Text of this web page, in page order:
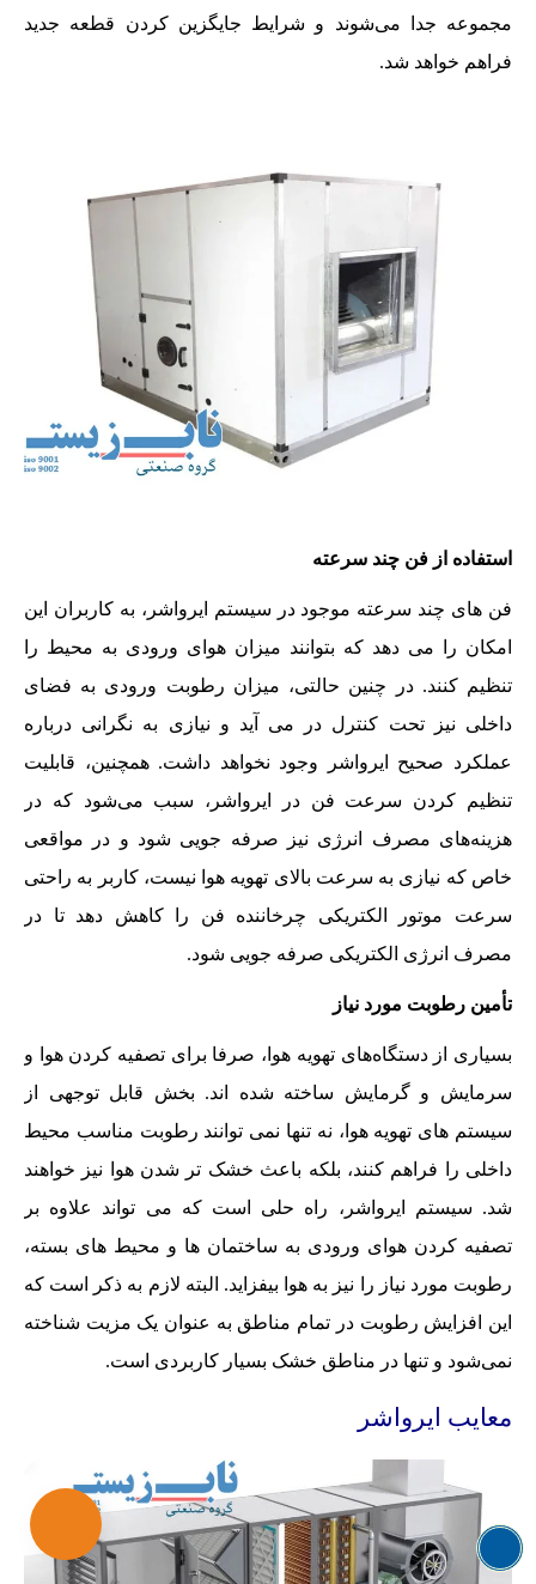
مجموعه جدا می‌شوند و شرایط جایگزین کردن قطعه جدید
فراهم خواهد شد.
استفاده از فن چند سرعته
فن های چند سرعته موجود در سیستم ایرواشر، به کاربران این
امکان را می دهد که بتوانند میزان هوای ورودی به محیط را
تنظیم کنند. در چنین حالتی، میزان رطوبت ورودی به فضای
داخلی نیز تحت کنترل در می آید و نیازی به نگرانی درباره
عملکرد صحیح ایرواشر وجود نخواهد داشت. همچنین، قابلیت
تنظیم کردن سرعت فن در ایرواشر، سبب می‌شود که در
هزینه‌های مصرف انرژی نیز صرفه جویی شود و در مواقعی
خاص که نیازی به سرعت بالای تهویه هوا نیست، کاربر به راحتی
سرعت موتور الکتریکی چرخاننده فن را کاهش دهد تا در
مصرف انرژی الکتریکی صرفه جویی شود.
تأمین رطوبت مورد نیاز
بسیاری از دستگاه‌های تهویه هوا، صرفا برای تصفیه کردن هوا و
سرمایش و گرمایش ساخته شده اند. بخش قابل توجهی از
سیستم های تهویه هوا، نه تنها نمی توانند رطوبت مناسب محیط
داخلی را فراهم کنند، بلکه باعث خشک تر شدن هوا نیز خواهند
شد. سیستم ایرواشر، راه حلی است که می تواند علاوه بر
تصفیه کردن هوای ورودی به ساختمان ها و محیط های بسته،
رطوبت مورد نیاز را نیز به هوا بیفزاید. البته لازم به ذکر است که
این افزایش رطوبت در تمام مناطق به عنوان یک مزیت شناخته
نمی‌شود و تنها در مناطق خشک بسیار کاربردی است.
معایب ایرواشر